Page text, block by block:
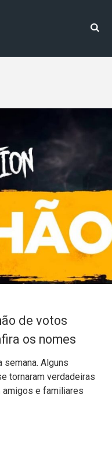
de votos
os nomes
Alguns
tornaram verdadeiras
amigos e familiares